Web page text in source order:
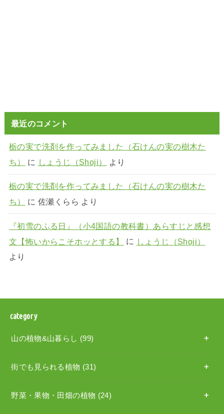
最近のコメント
栃の実で洗剤を作ってみました（石けんの実の樹木た
ち）
に しょうじ（Shoji） より
栃の実で洗剤を作ってみました（石けんの実の樹木た
ち）
に 佐瀬くらら より
『初雪のふる日』（小4国語の教科書）あらすじと感想
文【怖いからこそホッとする】
に しょうじ（Shoji）
より
category
山の植物&山暮らし (99)
街でも見られる植物 (31)
野菜・果物・田畑の植物 (24)